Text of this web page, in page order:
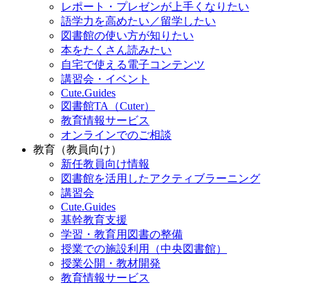
レポート・プレゼンが上手くなりたい
語学力を高めたい／留学したい
図書館の使い方が知りたい
本をたくさん読みたい
自宅で使える電子コンテンツ
講習会・イベント
Cute.Guides
図書館TA（Cuter）
教育情報サービス
オンラインでのご相談
教育（教員向け）
新任教員向け情報
図書館を活用したアクティブラーニング
講習会
Cute.Guides
基幹教育支援
学習・教育用図書の整備
授業での施設利用（中央図書館）
授業公開・教材開発
教育情報サービス